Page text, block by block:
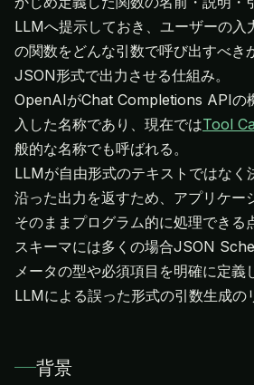
LLMへ提示しておき、ユーザーの入
の関数をどんな引数で呼び出すべき
JSON形式で出力させる仕組み。
OpenAIがChat Completions APIの
入した名称であり、現在ではTool
般的な名称でも呼ばれる。
LLMが自由形式のテキストではなく
沿った出力を返すため、アプリケー
そのままプログラム的に処理できる
スキーマには多くの場合JSON
メータの型や必須項目を明確に定義
LLMによる誤った形式の引数生成の
背景